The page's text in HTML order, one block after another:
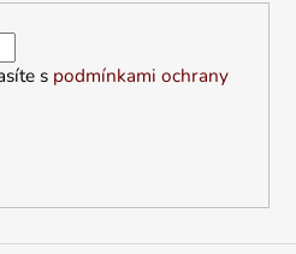
s podmínkami ochrany